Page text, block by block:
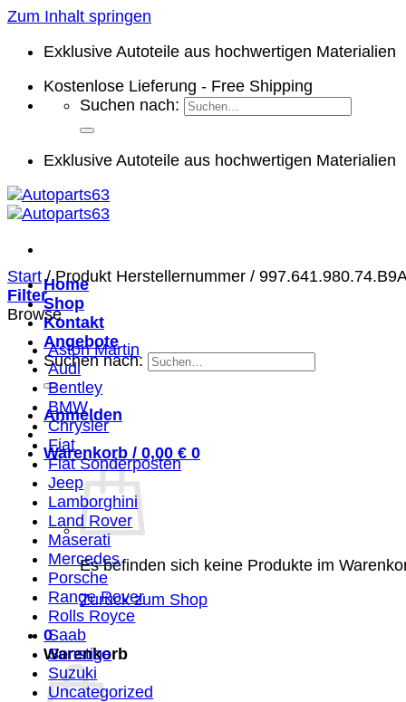
Zum Inhalt springen
Exklusive Autoteile aus hochwertigen Materialien
Kostenlose Lieferung - Free Shipping
Suchen nach:
Exklusive Autoteile aus hochwertigen Materialien
Home
Shop
Kontakt
Angebote
Suchen nach:
Anmelden
Warenkorb / 0,00 € 0
Es befinden sich keine Produkte im
Zurück zum Shop
0
Warenkorb
Start /Produkt Herstellernummer /
Filter
Browse
Aston Martin
Audi
Bentley
BMW
Chrysler
Fiat
Fiat Sonderposten
Jeep
Lamborghini
Land Rover
Maserati
Mercedes
Porsche
Range Rover
Rolls Royce
Saab
Sonstige
Suzuki
Uncategorized